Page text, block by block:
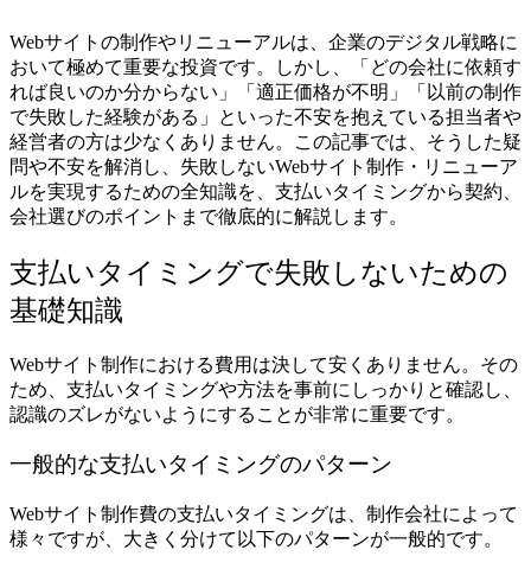
Webサイトの制作やリニューアルは、企業のデジタル戦略に
おいて極めて重要な投資です。しかし、「どの会社に依頼す
れば良いのか分からない」「適正価格が不明」「以前の制作
で失敗した経験がある」といった不安を抱えている担当者や
経営者の方は少なくありません。この記事では、そうした疑
問や不安を解消し、失敗しないWebサイト制作・リニューア
ルを実現するための全知識を、支払いタイミングから契約、
会社選びのポイントまで徹底的に解説します。
支払いタイミングで失敗しないための
基礎知識
Webサイト制作における費用は決して安くありません。その
ため、支払いタイミングや方法を事前にしっかりと確認し、
認識のズレがないようにすることが非常に重要です。
一般的な支払いタイミングのパターン
Webサイト制作費の支払いタイミングは、制作会社によって
様々ですが、大きく分けて以下のパターンが一般的です。